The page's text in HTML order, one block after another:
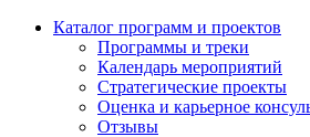
Каталог программ и проектов
Программы и треки
Календарь мероприятий
Стратегические проекты
Оценка и карьерное
Отзывы